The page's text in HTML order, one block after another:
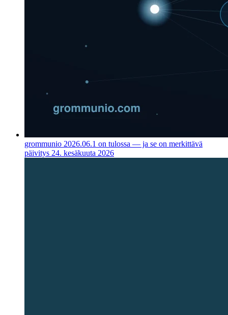
grommunio 2026.06.1 on tulossa — ja se on merkittävä
päivitys 24. kesäkuuta 2026